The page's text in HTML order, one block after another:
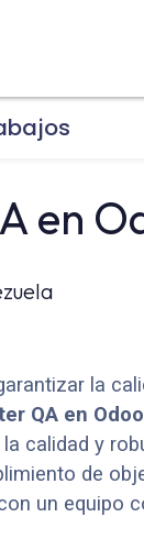
en
la
QA en Odoo
la calidad y
de
un equipo